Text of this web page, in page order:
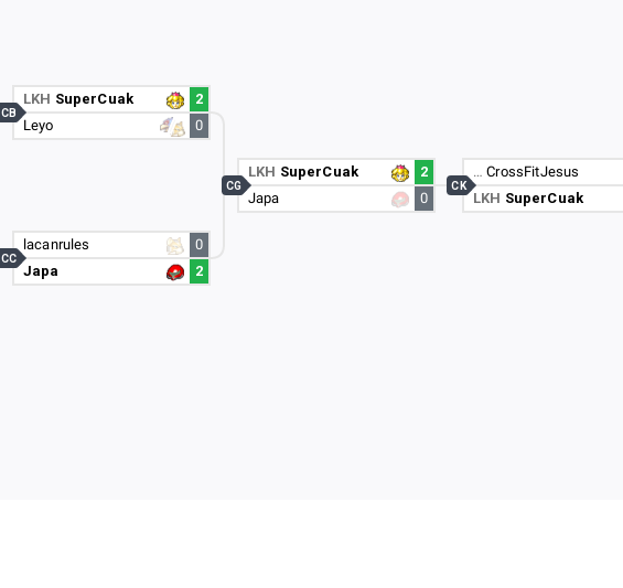
LKH SuperCuak
2
Leyo
0
CB
lacanrules
0
Japa
2
CC
LKH SuperCuak
2
Japa
0
CG
…CrossFitJesus
LKH SuperCuak
CK